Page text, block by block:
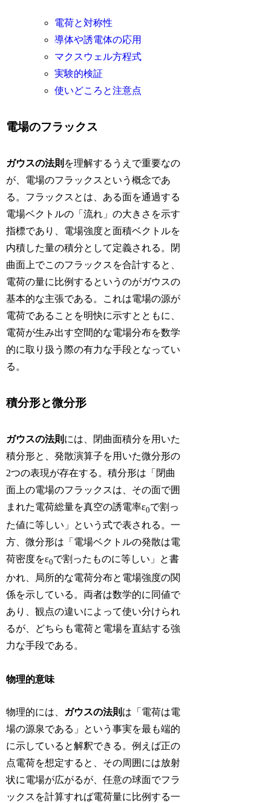
電荷と対称性
導体や誘電体の応用
マクスウェル方程式
実験的検証
使いどころと注意点
電場のフラックス
ガウスの法則 を理解するうえで重要なの
が、電場のフラックスという概念であ
る。フラックスとは、ある面を通過する
電場ベクトルの「流れ」の大きさを示す
指標であり、電場強度と面積ベクトルを
内積した量の積分として定義される。閉
曲面上でこのフラックスを合計すると、
電荷の量に比例するというのがガウスの
基本的な主張である。これは電場の源が
電荷であることを明快に示すとともに、
電荷が生み出す空間的な電場分布を数学
的に取り扱う際の有力な手段となってい
る。
積分形と微分形
ガウスの法則 には、閉曲面積分を用いた
積分形と、発散演算子を用いた微分形の
2つの表現が存在する。積分形は「閉曲
面上の電場のフラックスは、その面で囲
まれた電荷総量を真空の誘電率ε0で割っ
た値に等しい」という式で表される。一
方、微分形は「電場ベクトルの発散は電
荷密度をε0で割ったものに等しい」と書
かれ、局所的な電荷分布と電場強度の関
係を示している。両者は数学的に同値で
あり、観点の違いによって使い分けられ
るが、どちらも電荷と電場を直結する強
力な手段である。
物理的意味
物理的には、 ガウスの法則 は「電荷は電
場の源泉である」という事実を最も端的
に示していると解釈できる。例えば正の
点電荷を想定すると、その周囲には放射
状に電場が広がるが、任意の球面でフラ
ックスを計算すれば電荷量に比例する一